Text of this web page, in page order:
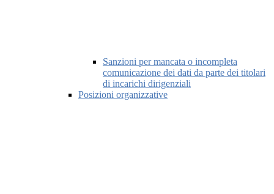
Sanzioni per mancata o incompleta
comunicazione dei dati da parte dei titolari
di incarichi dirigenziali
Posizioni organizzative